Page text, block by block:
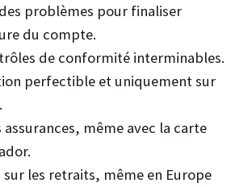
problèmes pour finaliser
du compte.
de conformité interminables.
perfectible et uniquement sur
assurances, même avec la carte
sur les retraits, même en Europe